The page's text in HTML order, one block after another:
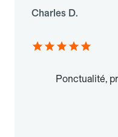
Charles D.
Ponctualité,